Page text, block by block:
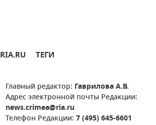
RIA.RU ТЕГИ
Главный редактор: Гаврилова А.В.
Адрес электронной почты Редакции:
news.crimea@ria.ru
Телефон Редакции: 7 (495) 645-6601